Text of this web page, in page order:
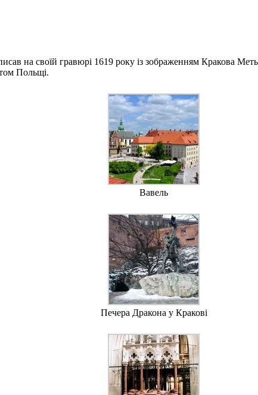
на своїй гравюрі 1619 року із зображенням Кракова
Польщі.
Вавель
Печера Дракона у Кракові